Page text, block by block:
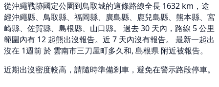
從沖繩戰跡國定公園到鳥取城的這條路線全長 1632 km，途
經沖繩縣、鳥取縣、福岡縣、廣島縣、鹿兒島縣、熊本縣、宮
崎縣、佐賀縣、島根縣、山口縣。 過去 30 天內，路線 5 公里
範圍內有 12 起熊出沒報告。近 7 天內沒有報告。 最新一起出
沒在 1週前 於 雲南市三刀屋町多久和, 島根県 附近被報告。
近期出沒密度較高，請隨時準備剎車，避免在警示路段停車。